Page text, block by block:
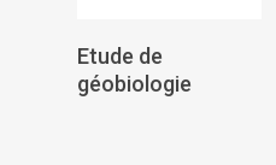
Lire La Suite
Etude de
géobiologie